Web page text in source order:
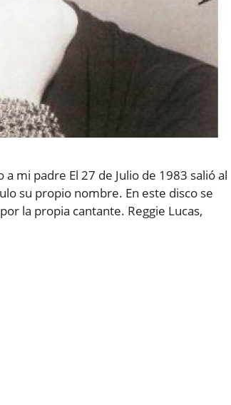
mi padre El 27 de Julio de 1983 salió al
su propio nombre. En este disco se
la propia cantante. Reggie Lucas,